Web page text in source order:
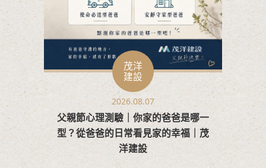
茂洋
建設
2026.08.07
父親節心理測驗｜你家的爸爸是哪一
型？從爸爸的日常看見家的幸福｜茂
洋建設